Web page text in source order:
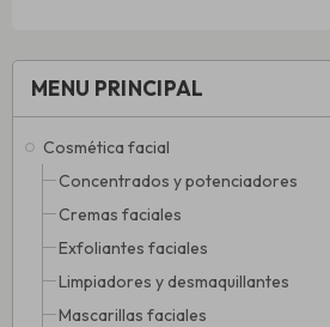
MENU PRINCIPAL
Cosmética facial
Concentrados y potenciadores
Cremas faciales
Exfoliantes faciales
Limpiadores y desmaquillantes
Mascarillas faciales